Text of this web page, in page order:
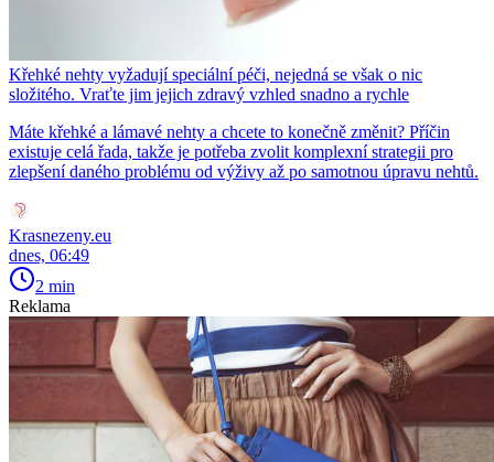
Křehké nehty vyžadují speciální péči, nejedná se však o nic
složitého. Vraťte jim jejich zdravý vzhled snadno a rychle
Máte křehké a lámavé nehty a chcete to konečně změnit? Příčin
existuje celá řada, takže je potřeba zvolit komplexní strategii pro
zlepšení daného problému od výživy až po samotnou úpravu nehtů.
Krasnezeny.eu
dnes, 06:49
2 min
Reklama